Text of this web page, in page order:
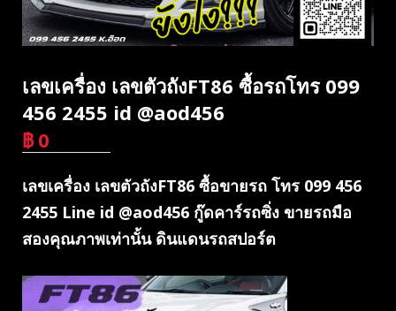
เลขเครื่อง เลขตัวถังFT86 ซื้อรถโทร 099
456 2455 id @aod456
฿ 0
เลขเครื่อง เลขตัวถังFT86 ซื้อขายรถ โทร 099 456
2455 Line id @aod456 กู๊ดคาร์รถซิ่ง ขายรถมือ
สองคุณภาพเท่านั้น ดินแดนรถสปอร์ต